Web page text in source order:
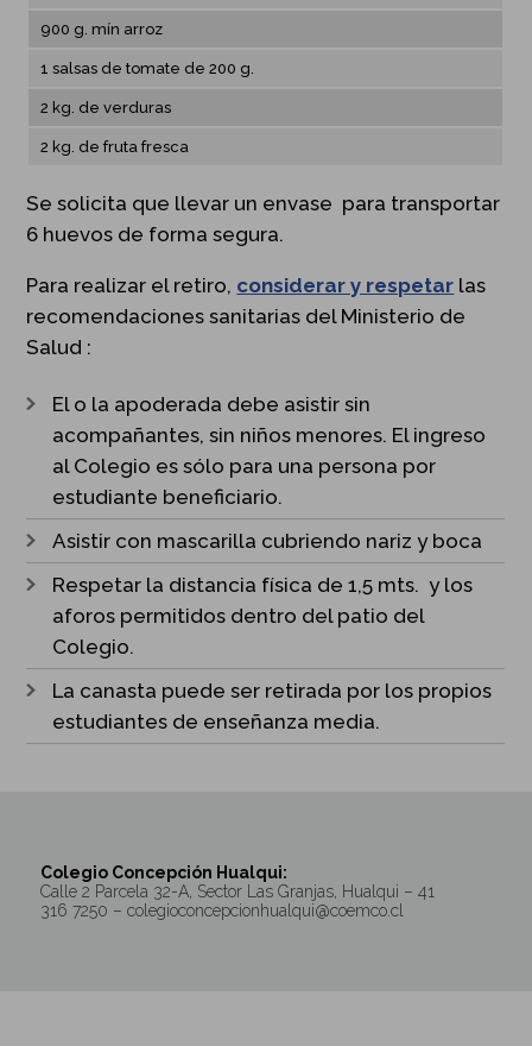
900 g. mín arroz
1 salsas de tomate de 200 g.
2 kg. de verduras
2 kg. de fruta fresca
Se solicita que llevar un envase para transportar
6 huevos de forma segura.
Para realizar el retiro, considerar y respetar las
recomendaciones sanitarias del Ministerio de
Salud :
El o la apoderada debe asistir sin
acompañantes, sin niños menores. El ingreso
al Colegio es sólo para una persona por
estudiante beneficiario.
Asistir con mascarilla cubriendo nariz y boca
Respetar la distancia física de 1,5 mts. y los
aforos permitidos dentro del patio del
Colegio.
La canasta puede ser retirada por los propios
estudiantes de enseñanza media.
Colegio Concepción Hualqui:
Calle 2 Parcela 32-A, Sector Las Granjas, Hualqui – 41
316 7250 – colegioconcepcionhualqui@coemco.cl